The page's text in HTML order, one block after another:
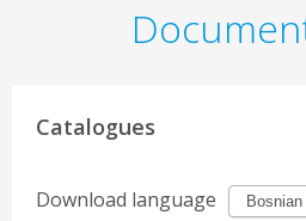
Catalogues
Download language